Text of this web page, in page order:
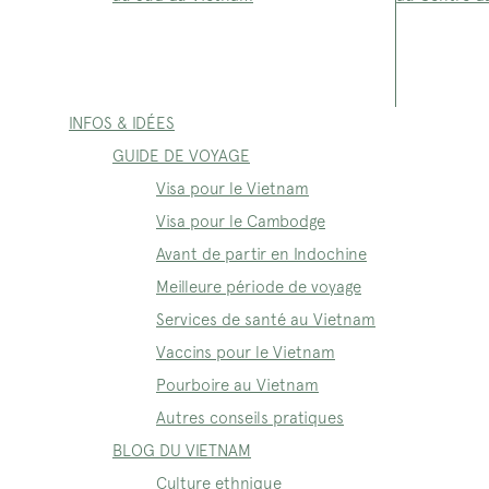
INFOS & IDÉES
GUIDE DE VOYAGE
Visa pour le Vietnam
Visa pour le Cambodge
Avant de partir en Indochine
Meilleure période de voyage
Services de santé au Vietnam
Vaccins pour le Vietnam
Pourboire au Vietnam
Autres conseils pratiques
BLOG DU VIETNAM
Culture ethnique